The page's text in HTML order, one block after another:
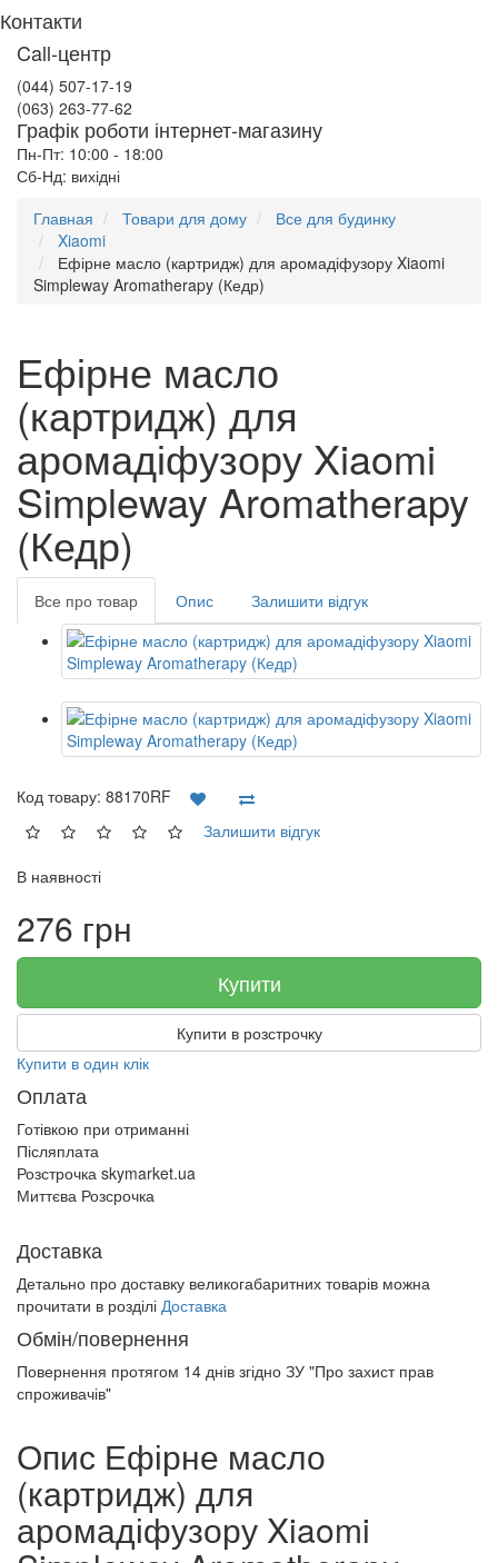
Контакти
Call-центр
(044) 507-17-19
(063) 263-77-62
Графік роботи інтернет-магазину
Пн-Пт: 10:00 - 18:00
Сб-Нд: вихідні
Главная
Товари для дому
Все для будинку
Xiaomi
Ефірне масло (картридж) для аромадіфузору Xiaomi
Simpleway Aromatherapy (Кедр)
Ефірне масло
(картридж) для
аромадіфузору Xiaomi
Simpleway Aromatherapy
(Кедр)
Все про товар Опис Залишити відгук
Код товару: 88170RF
Залишити відгук
В наявності
276 грн
Купити
Купити в розстрочку
Купити в один клік
Оплата
Готівкою при отриманні
Післяплата
Розстрочка skymarket.ua
Миттєва Розсрочка
Доставка
Детально про доставку великогабаритних товарів можна
прочитати в розділі Доставка
Обмін/повернення
Повернення протягом 14 днів згідно ЗУ "Про захист прав
спроживачів"
Опис Ефірне масло
(картридж) для
аромадіфузору Xiaomi